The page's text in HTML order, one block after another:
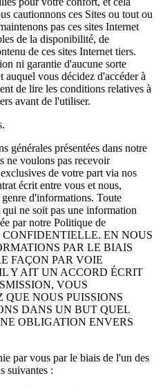
cautionnons ces Sites ou tout ou
pas ces sites Internet
de la disponibilité, de
de ces sites Internet tiers.
ni garantie d'aucune sorte
auquel vous décidez d'accéder à
de lire les conditions relatives à
avant de l'utiliser.
générales présentées dans notre
ne voulons pas recevoir
de votre part via nos
écrit entre vous et nous,
d'informations. Toute
ne soit pas une information
par notre Politique de
CONFIDENTIELLE. EN NOUS
PAR LE BIAIS
FAÇON PAR VOIE
Y AIT UN ACCORD ÉCRIT
VOUS
QUE NOUS PUISSIONS
DANS UN BUT QUEL
OBLIGATION ENVERS
par vous par le biais de l'un des
suivantes :